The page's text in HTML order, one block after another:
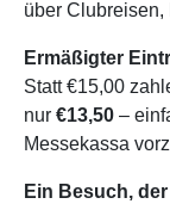
über
Ermäßigter
Statt €15,00
nur €13,50 –
Messekassa
Ein Besuch,